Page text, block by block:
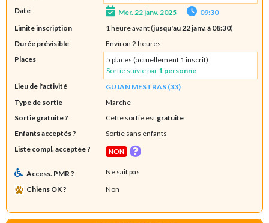
Date
Mer. 22 janv. 2025
09:30
Limite inscription
1 heure avant (jusqu'au 22 janv. à 08:30)
Durée prévisible
Environ 2 heures
Places
5 places (actuellement 1 inscrit)
Sortie suivie par 1 personne
Lieu de l'activité
GUJAN MESTRAS (33)
Type de sortie
Marche
Sortie gratuite ?
Cette sortie est gratuite
Enfants acceptés ?
Sortie sans enfants
Liste compl. acceptée ?
NON
Access. PMR ?
Ne sait pas
Chiens OK ?
Non